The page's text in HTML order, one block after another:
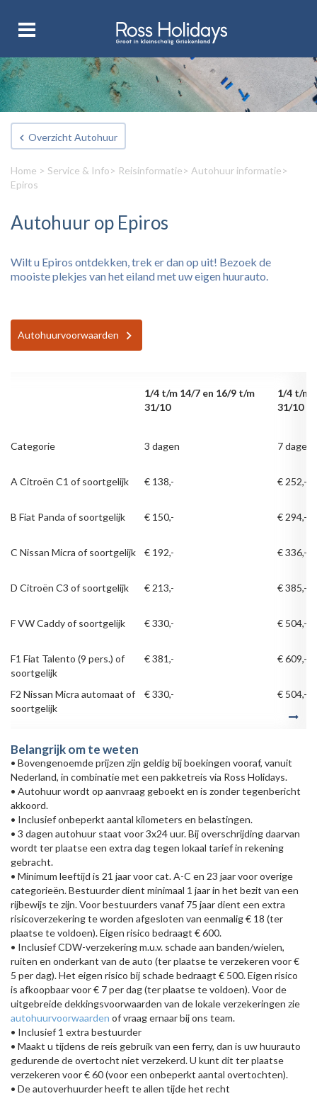
Overzicht Autohuur
Home > Service & Info> Reisinformatie> Autohuur informatie>
Epiros
Autohuur op Epiros
Wilt u Epiros ontdekken, trek er dan op uit! Bezoek de
mooiste plekjes van het eiland met uw eigen huurauto.
Autohuurvoorwaarden
1/4 t/m 14/7 en 16/9 t/m
31/10
1/4 t/m
31/10
Categorie 3 dagen 7 dagen
A Citroën C1 of soortgelijk € 138,- € 252,-
B Fiat Panda of soortgelijk € 150,- € 294,-
C Nissan Micra of soortgelijk € 192,- € 336,-
D Citroën C3 of soortgelijk € 213,- € 385,-
F VW Caddy of soortgelijk € 330,- € 504,-
F1 Fiat Talento (9 pers.) of
soortgelijk
€ 381,- € 609,-
F2 Nissan Micra automaat of
soortgelijk
€ 330,- € 504,-
Belangrijk om te weten
• Bovengenoemde prijzen zijn geldig bij boekingen vooraf, vanuit
Nederland, in combinatie met een pakketreis via Ross Holidays.
• Autohuur wordt op aanvraag geboekt en is zonder tegenbericht
akkoord.
• Inclusief onbeperkt aantal kilometers en belastingen.
• 3 dagen autohuur staat voor 3x24 uur. Bij overschrijding daarvan
wordt ter plaatse een extra dag tegen lokaal tarief in rekening
gebracht.
• Minimum leeftijd is 21 jaar voor cat. A-C en 23 jaar voor overige
categorieën. Bestuurder dient minimaal 1 jaar in het bezit van een
rijbewijs te zijn. Voor bestuurders vanaf 75 jaar dient een extra
risicoverzekering te worden afgesloten van eenmalig € 18 (ter
plaatse te voldoen). Eigen risico bedraagt € 600.
• Inclusief CDW-verzekering m.u.v. schade aan banden/wielen,
ruiten en onderkant van de auto (ter plaatse te verzekeren voor €
5 per dag). Het eigen risico bij schade bedraagt € 500. Eigen risico
is afkoopbaar voor € 7 per dag (ter plaatse te voldoen). Voor de
uitgebreide dekkingsvoorwaarden van de lokale verzekeringen zie
autohuurvoorwaarden of vraag ernaar bij ons team.
• Inclusief 1 extra bestuurder
• Maakt u tijdens de reis gebruik van een ferry, dan is uw huurauto
gedurende de overtocht niet verzekerd. U kunt dit ter plaatse
verzekeren voor € 60 (voor een onbeperkt aantal overtochten).
• De autoverhuurder heeft te allen tijde het recht